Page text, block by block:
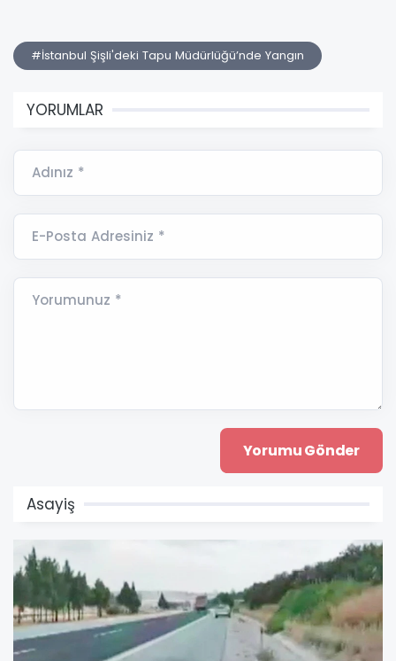
#İstanbul Şişli'deki Tapu Müdürlüğü’nde Yangın
YORUMLAR
Adınız *
E-Posta Adresiniz *
Yorumunuz *
Asayiş